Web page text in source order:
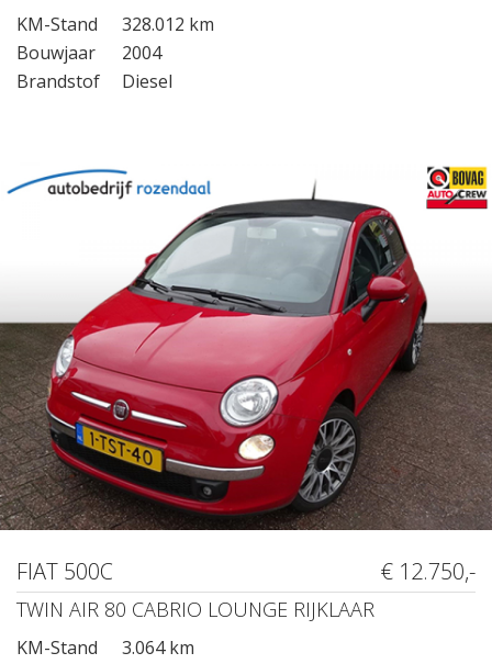
KM-Stand
328.012 km
Bouwjaar
2004
Brandstof
Diesel
FIAT 500C € 12.750,-
TWIN AIR 80 CABRIO LOUNGE RIJKLAAR
KM-Stand 3.064 km